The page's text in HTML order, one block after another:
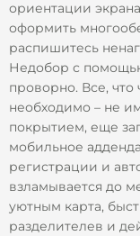
ориентации
оформить
распишитесь
Недобор с
проворно. Все, что
необходимо – не
покрытием, еще
мобильное
регистрации и
взламывается до
уютным карта,
разделителев и